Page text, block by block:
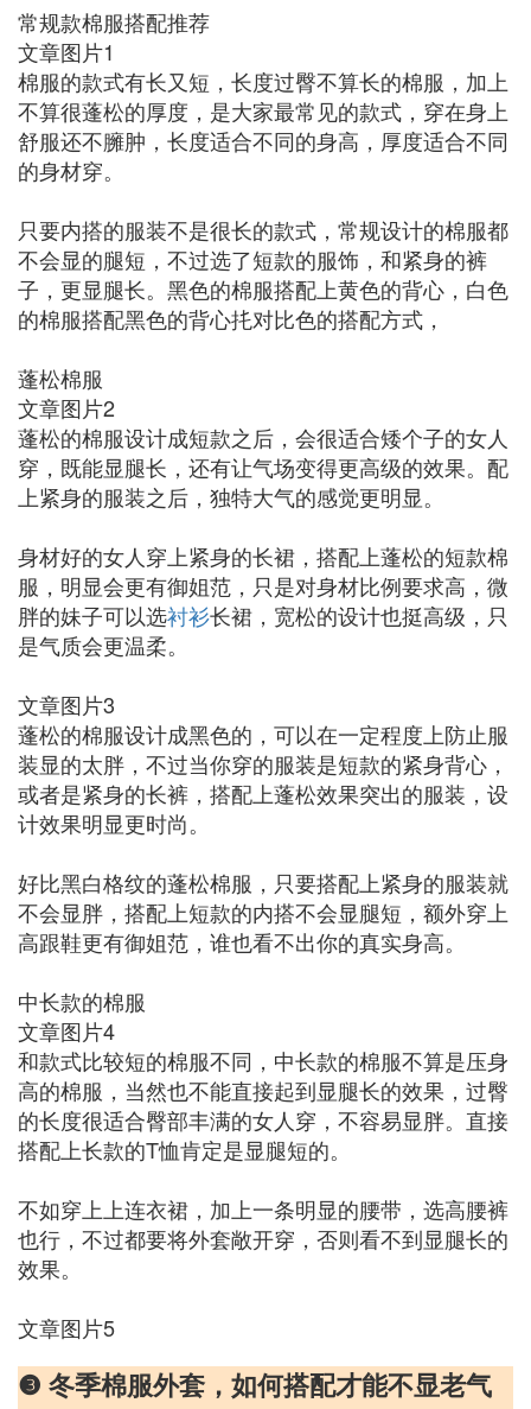
常规款棉服搭配推荐
文章图片1
棉服的款式有长又短，长度过臀不算长的棉服，加上
不算很蓬松的厚度，是大家最常见的款式，穿在身上
舒服还不臃肿，长度适合不同的身高，厚度适合不同
的身材穿。
只要内搭的服装不是很长的款式，常规设计的棉服都
不会显的腿短，不过选了短款的服饰，和紧身的裤
子，更显腿长。黑色的棉服搭配上黄色的背心，白色
的棉服搭配黑色的背心扥对比色的搭配方式，
蓬松棉服
文章图片2
蓬松的棉服设计成短款之后，会很适合矮个子的女人
穿，既能显腿长，还有让气场变得更高级的效果。配
上紧身的服装之后，独特大气的感觉更明显。
身材好的女人穿上紧身的长裙，搭配上蓬松的短款棉
服，明显会更有御姐范，只是对身材比例要求高，微
胖的妹子可以选衬衫长裙，宽松的设计也挺高级，只
是气质会更温柔。
文章图片3
蓬松的棉服设计成黑色的，可以在一定程度上防止服
装显的太胖，不过当你穿的服装是短款的紧身背心，
或者是紧身的长裤，搭配上蓬松效果突出的服装，设
计效果明显更时尚。
好比黑白格纹的蓬松棉服，只要搭配上紧身的服装就
不会显胖，搭配上短款的内搭不会显腿短，额外穿上
高跟鞋更有御姐范，谁也看不出你的真实身高。
中长款的棉服
文章图片4
和款式比较短的棉服不同，中长款的棉服不算是压身
高的棉服，当然也不能直接起到显腿长的效果，过臀
的长度很适合臀部丰满的女人穿，不容易显胖。直接
搭配上长款的T恤肯定是显腿短的。
不如穿上上连衣裙，加上一条明显的腰带，选高腰裤
也行，不过都要将外套敞开穿，否则看不到显腿长的
效果。
文章图片5
❸ 冬季棉服外套，如何搭配才能不显老气